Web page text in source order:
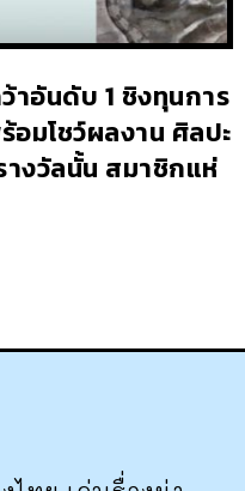
อันดับ 1 ชิงทุนการ
มโชว์ผลงาน ศิลปะ
างวัลนั้น สมาชิกแห่